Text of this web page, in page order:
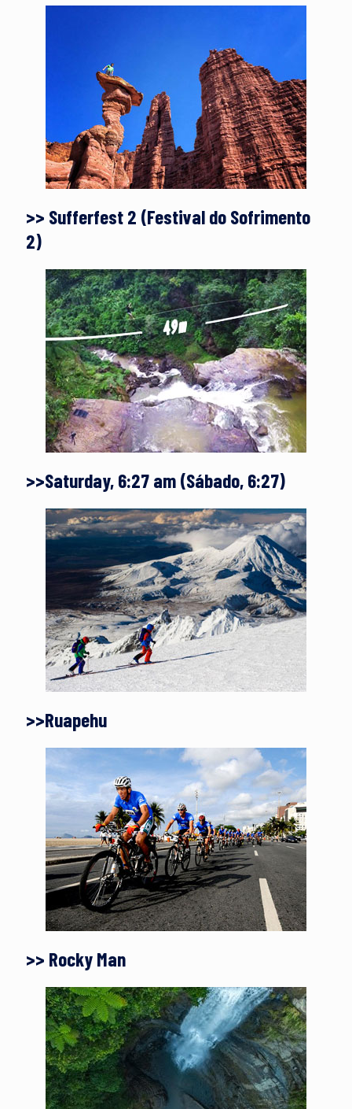
>> Sufferfest 2 (Festival do Sofrimento
2)
>>Saturday, 6:27 am (Sábado, 6:27)
>>Ruapehu
>> Rocky Man